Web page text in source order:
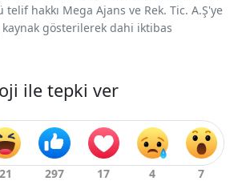
hakkı Mega Ajans ve Rek. Tic. A.Ş'ye
gösterilerek dahi iktibas
ile tepki ver